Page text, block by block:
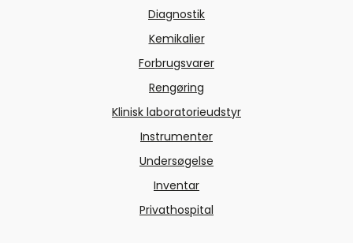
Diagnostik
Kemikalier
Forbrugsvarer
Rengøring
Klinisk laboratorieudstyr
Instrumenter
Undersøgelse
Inventar
Privathospital